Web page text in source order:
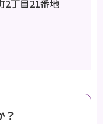
2丁目21番地
？